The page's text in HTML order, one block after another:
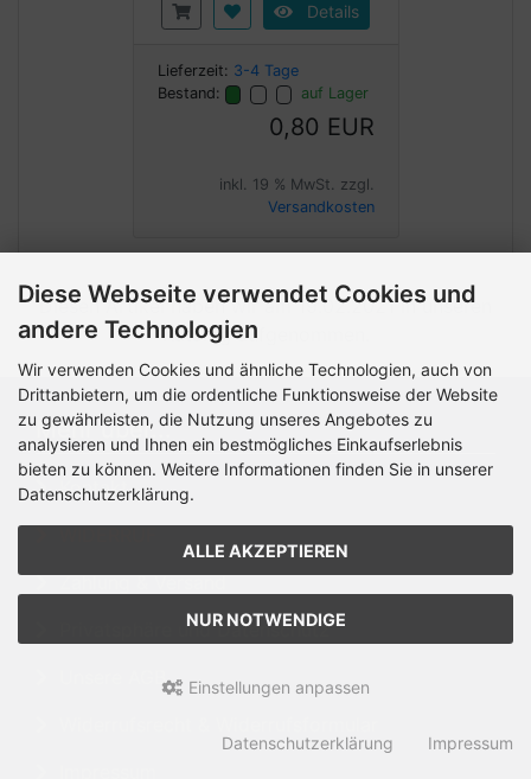
Details
Lieferzeit: 3-4 Tage
Bestand:
auf Lager
0,80 EUR
inkl. 19 % MwSt. zzgl.
Versandkosten
Diesen Artikel haben wir am 19.02.2021 in unseren
Katalog aufgenommen.
Mehr über...
Kontakt
Zahlung & Versand
Privatsphäre und Datenschutz
Unsere AGB
Diese Webseite verwendet Cookies und
andere Technologien
Wir verwenden Cookies und ähnliche Technologien, auch von
Drittanbietern, um die ordentliche Funktionsweise der Website
zu gewährleisten, die Nutzung unseres Angebotes zu
analysieren und Ihnen ein bestmögliches Einkaufserlebnis
bieten zu können. Weitere Informationen finden Sie in unserer
Datenschutzerklärung.
ALLE AKZEPTIEREN
NUR NOTWENDIGE
Einstellungen anpassen
Datenschutzerklärung Impressum